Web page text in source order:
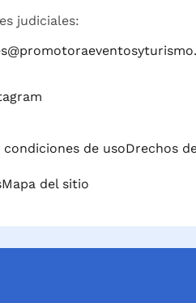
judiciales:
de usoDrechos
Mapa del sitio